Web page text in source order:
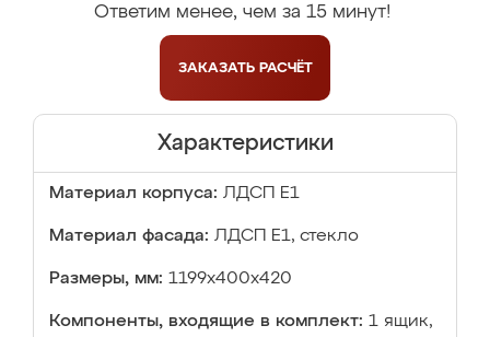
Ответим менее, чем за 15 минут!
ЗАКАЗАТЬ РАСЧЁТ
Характеристики
Материал корпуса: ЛДСП Е1
Материал фасада: ЛДСП Е1, стекло
Размеры, мм: 1199х400х420
Компоненты, входящие в комплект: 1 ящик,